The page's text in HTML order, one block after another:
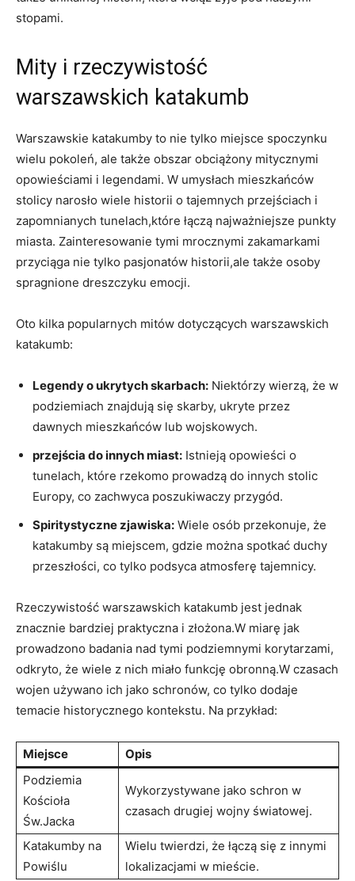
stopami.
Mity i rzeczywistość
warszawskich katakumb
Warszawskie katakumby to nie tylko miejsce spoczynku
wielu pokoleń, ale także obszar obciążony mitycznymi
opowieściami i legendami. W umysłach mieszkańców
stolicy narosło wiele historii o tajemnych przejściach i
zapomnianych tunelach,które łączą najważniejsze punkty
miasta. Zainteresowanie tymi mrocznymi zakamarkami
przyciąga nie tylko pasjonatów historii,ale także osoby
spragnione dreszczyku emocji.
Oto kilka popularnych mitów dotyczących warszawskich
katakumb:
Legendy o ukrytych skarbach: Niektórzy wierzą, że w
podziemiach znajdują się skarby, ukryte przez
dawnych mieszkańców lub wojskowych.
przejścia do innych miast: Istnieją opowieści o
tunelach, które rzekomo prowadzą do innych stolic
Europy, co zachwyca poszukiwaczy przygód.
Spiritystyczne zjawiska: Wiele osób przekonuje, że
katakumby są miejscem, gdzie można spotkać duchy
przeszłości, co tylko podsyca atmosferę tajemnicy.
Rzeczywistość warszawskich katakumb jest jednak
znacznie bardziej praktyczna i złożona.W miarę jak
prowadzono badania nad tymi podziemnymi korytarzami,
odkryto, że wiele z nich miało funkcję obronną.W czasach
wojen używano ich jako schronów, co tylko dodaje
temacie historycznego kontekstu. Na przykład:
Miejsce
Opis
Podziemia
Kościoła
Św.Jacka
Wykorzystywane jako schron w
czasach drugiej wojny światowej.
Katakumby na
Powiślu
Wielu twierdzi, że łączą się z innymi
lokalizacjami w mieście.